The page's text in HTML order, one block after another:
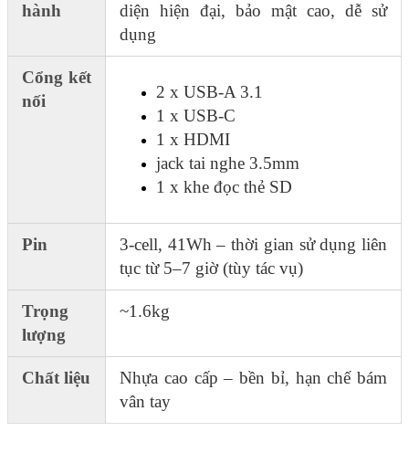
hành
diện hiện đại, bảo mật cao, dễ sử
dụng
Cổng kết
nối
2 x USB-A 3.1
1 x USB-C
1 x HDMI
jack tai nghe 3.5mm
1 x khe đọc thẻ SD
Pin
3-cell, 41Wh – thời gian sử dụng liên
tục từ 5–7 giờ (tùy tác vụ)
Trọng
lượng
~1.6kg
Chất liệu
Nhựa cao cấp – bền bỉ, hạn chế bám
vân tay